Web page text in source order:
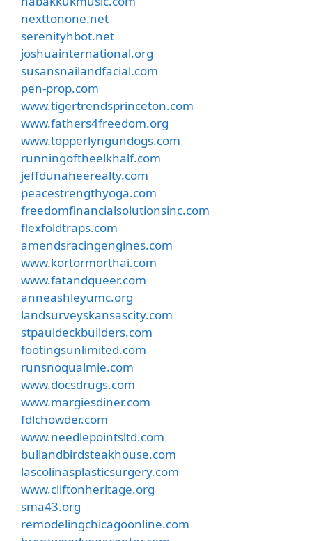
nexttonone.net
serenityhbot.net
joshuainternational.org
susansnailandfacial.com
pen-prop.com
www.tigertrendsprinceton.com
www.fathers4freedom.org
www.topperlyngundogs.com
runningoftheelkhalf.com
jeffdunaheerealty.com
peacestrengthyoga.com
freedomfinancialsolutionsinc.com
flexfoldtraps.com
amendsracingengines.com
www.kortormorthai.com
www.fatandqueer.com
anneashleyumc.org
landsurveyskansascity.com
stpauldeckbuilders.com
footingsunlimited.com
runsnoqualmie.com
www.docsdrugs.com
www.margiesdiner.com
fdlchowder.com
www.needlepointsltd.com
bullandbirdsteakhouse.com
lascolinasplasticsurgery.com
www.cliftonheritage.org
sma43.org
remodelingchicagoonline.com